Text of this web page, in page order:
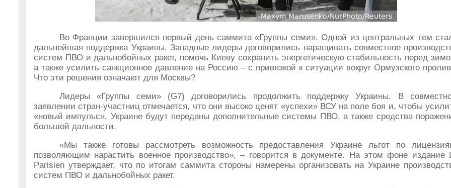
Во Франции завершился первый день саммита «Группы семи». Одной из центральных тем
дальнейшая поддержка Украины. Западные лидеры договорились наращивать совместное
систем ПВО и дальнобойных ракет, помочь Киеву сохранить энергетическую стабильность перед
а также усилить санкционное давление на Россию – с привязкой к ситуации вокруг Ормузского
Что эти решения означают для Москвы?
Лидеры «Группы семи» (G7) договорились продолжить поддержку Украины. В
заявлении стран-участниц отмечается, что они высоко ценят «успехи» ВСУ на поле боя и, чтобы
«новый импульс», Украине будут переданы дополнительные системы ПВО, а также средства
большой дальности.
«Мы также готовы рассмотреть возможность предоставления Украине льгот по
позволяющим нарастить военное производство», – говорится в документе. На этом фоне издание
Parisien утверждает, что по итогам саммита стороны намерены организовать на Украине
систем ПВО и дальнобойных ракет.